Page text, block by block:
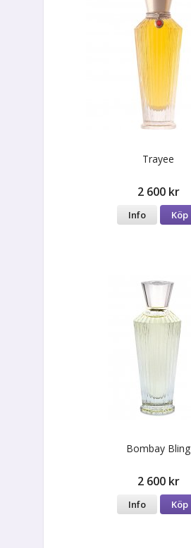
Trayee
2 600 kr
Info Köp
Bombay Bling
2 600 kr
Info Köp